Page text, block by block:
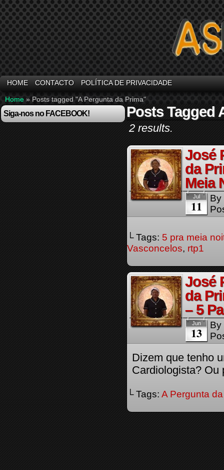
HOME CONTACTO POLÍTICA DE PRIVACIDADE
Home » Posts tagged "A Pergunta da Prima"
Siga-nos no FACEBOOK! Posts Tagged
2 results.
José
da
Meia
Jul
11
By
└ Tags: 5 pra meia
Vasconcelos, rtp1
José
da
– 5
Jun
13
By
Dizem que tenho
Cardiologista? Ou
└ Tags: A Pergunta